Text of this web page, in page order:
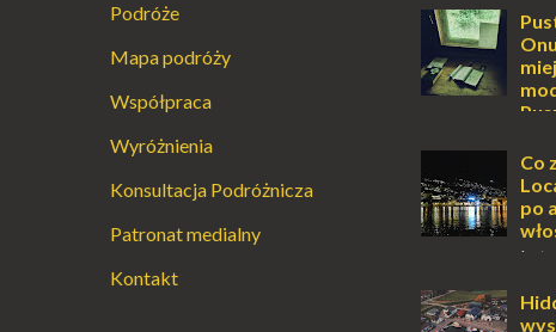
Podróże
Mapa podróży
Współpraca
Wyróżnienia
Konsultacja Podróżnicza
Patronat medialny
Kontakt
Dla jednych to
ucieczką od
przetrwania lub
życiem. Dla
przebywanie z B...
Co
po
miejsce, które
odwiedzić. Moja